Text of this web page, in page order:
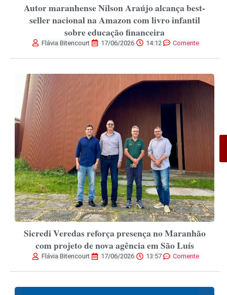
Autor maranhense Nilson Araújo alcança best-
seller nacional na Amazon com livro infantil
sobre educação financeira
Flávia Bitencourt 17/06/2026 14:12 Comente
Sicredi Veredas reforça presença no Maranhão
com projeto de nova agência em São Luís
Flávia Bitencourt 17/06/2026 13:57 Comente